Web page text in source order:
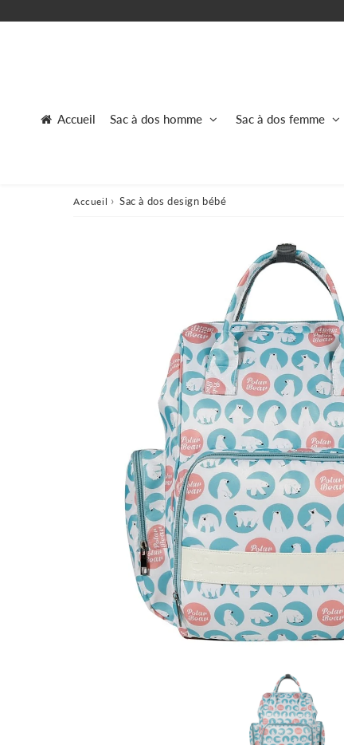
Accueil Sac à dos homme Sac à dos femme
Accueil › Sac à dos design bébé